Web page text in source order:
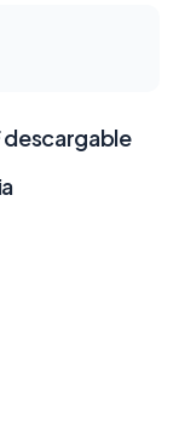
descargable